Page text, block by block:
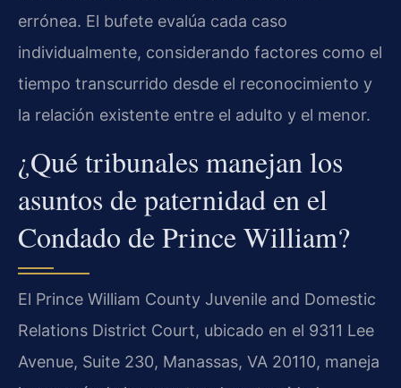
errónea. El bufete evalúa cada caso
individualmente, considerando factores como el
tiempo transcurrido desde el reconocimiento y
la relación existente entre el adulto y el menor.
¿Qué tribunales manejan los
asuntos de paternidad en el
Condado de Prince William?
El Prince William County Juvenile and Domestic
Relations District Court, ubicado en el 9311 Lee
Avenue, Suite 230, Manassas, VA 20110, maneja